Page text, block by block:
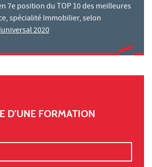
7e position du TOP 10 des meilleures
spécialité Immobilier, selon
2020
D'UNE FORMATION